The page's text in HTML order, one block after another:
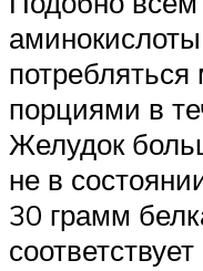
порциями в
Желудок
не в
30 грамм